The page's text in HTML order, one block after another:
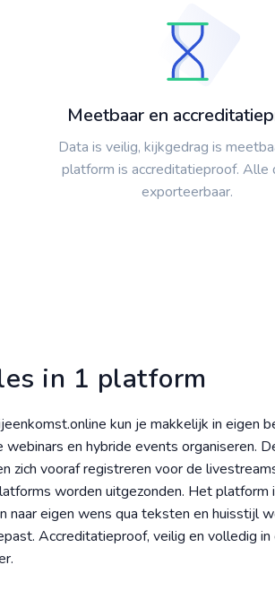
Meetbaar en
Data is veilig, kijkgedrag is
platform is accreditatieproof. Alle
exporteerbaar.
in 1 platform
kun je makkelijk in eigen
webinars en hybride events organiseren.
zich vooraf registreren voor de
worden uitgezonden. Het platform
naar eigen wens qua teksten en huisstijl
Accreditatieproof, veilig en volledig in